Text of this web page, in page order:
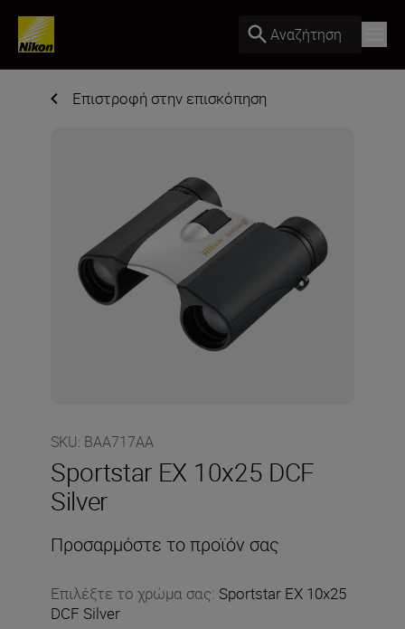
Αναζήτηση
Επιστροφή στην επισκόπηση
SKU: BAA717AA
Sportstar EX 10x25 DCF
Silver
Προσαρμόστε το προϊόν σας
Επιλέξτε το χρώμα σας: Sportstar EX 10x25
DCF Silver